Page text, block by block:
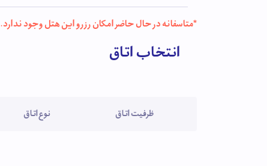
*متاسفانه در حال حاضر امکان رزرو این هتل وجود ندارد.
انتخاب اتاق
ظرفیت اتاق نوع اتاق